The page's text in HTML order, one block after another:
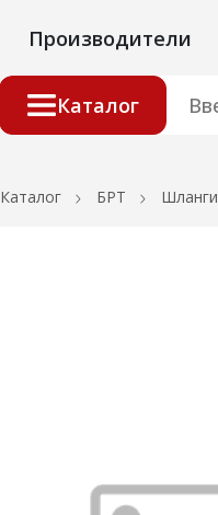
Производители
Каталог
Каталог БРТ Шланги